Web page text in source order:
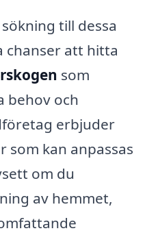
till dessa
chanser att hitta
som
behov och
erbjuder
som kan anpassas
om du
av hemmet,